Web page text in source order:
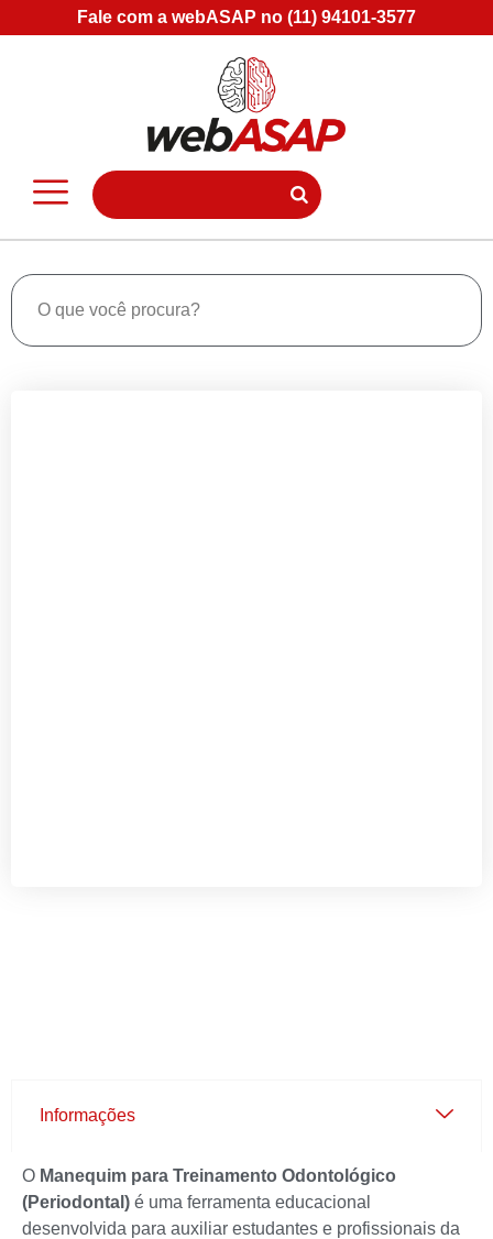
Fale com a webASAP no (11) 94101-3577
Informações
O Manequim para Treinamento Odontológico
(Periodontal) é uma ferramenta educacional
desenvolvida para auxiliar estudantes e profissionais da